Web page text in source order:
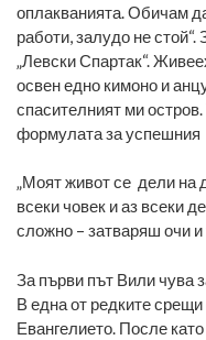
оплакванията. Обичам
работи, залудо не
„Левски Спартак“.
освен едно кимоно и
спасителният ми
формулата за успешния
„Моят живот се дели на
всеки човек и аз всеки
сложно – затваряш очи и
За първи път Вили чува
В една от редките
Евангелието. После